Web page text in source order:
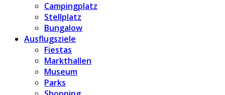
Campingplatz
Stellplatz
Bungalow
Ausflugsziele
Fiestas
Markthallen
Museum
Parks